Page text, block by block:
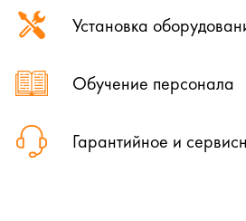
Установка
Обучение персонала
Гарантийное и